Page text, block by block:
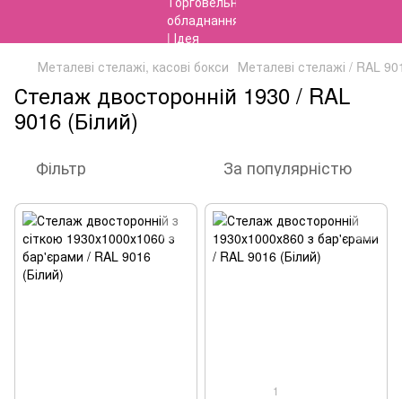
Металеві стелажі, касові бокси Металеві стелажі / RAL
Стелаж двосторонній 1930 / RAL
9016 (Білий)
Фільтр За популярністю
1